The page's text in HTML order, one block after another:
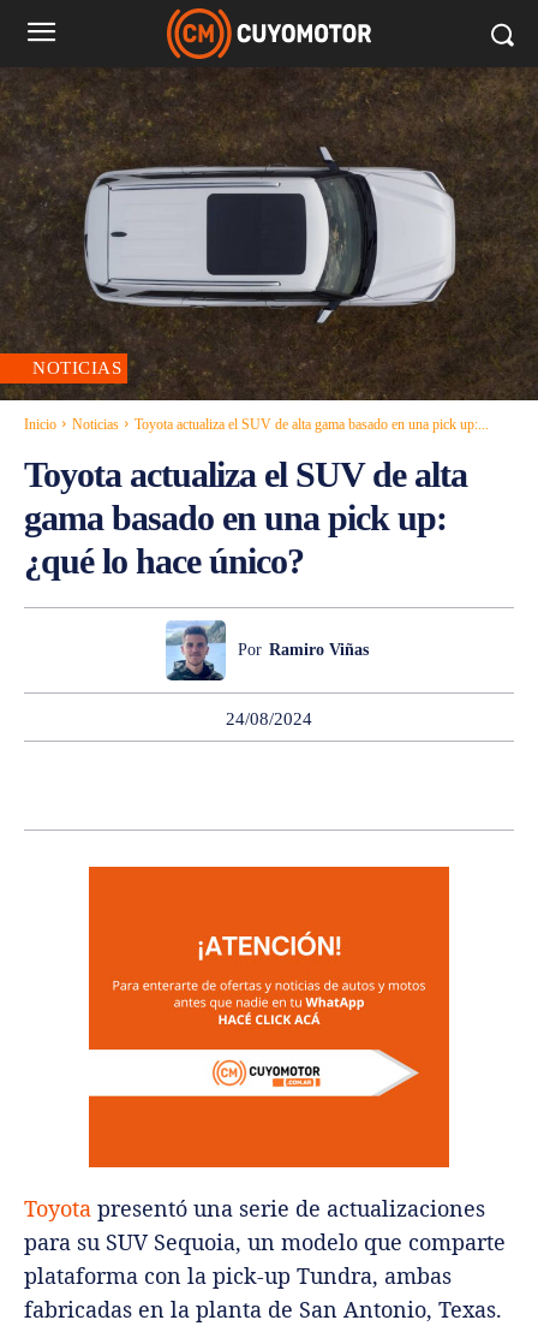
NOTICIAS
Inicio Noticias Toyota actualiza el SUV de alta gama basado en una pick up:...
Toyota actualiza el SUV de alta
gama basado en una pick up:
¿qué lo hace único?
Por Ramiro Viñas
24/08/2024
Toyota presentó una serie de actualizaciones
para su SUV Sequoia, un modelo que comparte
plataforma con la pick-up Tundra, ambas
fabricadas en la planta de San Antonio, Texas.